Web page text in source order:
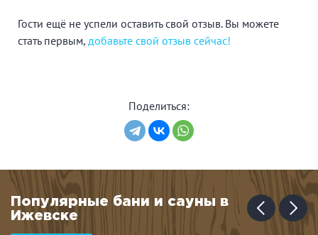
Гости ещё не успели оставить свой отзыв. Вы можете
стать первым, добавьте свой отзыв сейчас!
Поделиться:
Популярные бани и сауны в
Ижевске